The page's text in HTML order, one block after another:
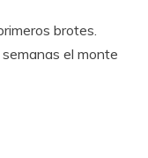
brotes.
el monte